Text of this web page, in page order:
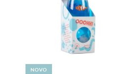
NOVO